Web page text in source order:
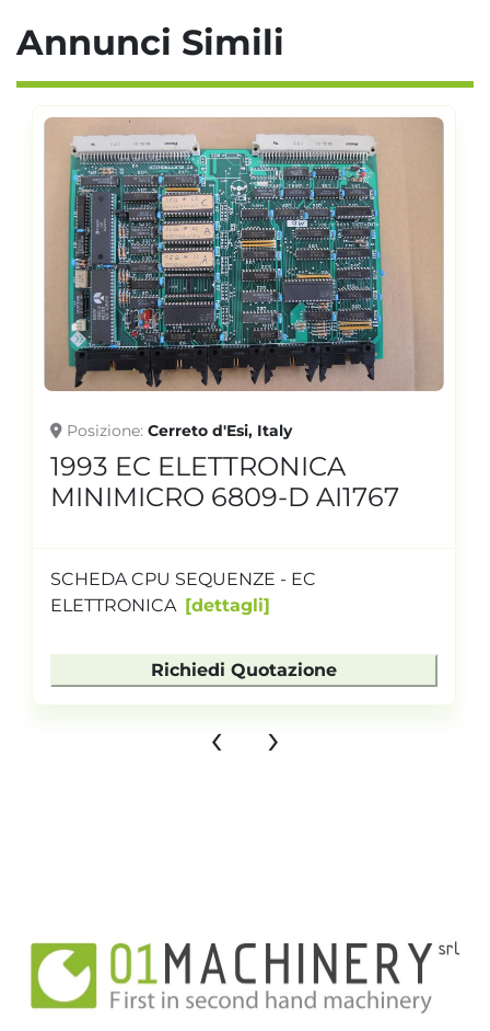
Annunci Simili
Posizione Cerreto d'Esi, Italy
1993 EC ELETTRONICA
MINIMICRO 6809-D AI1767
SCHEDA CPU SEQUENZE - EC
ELETTRONICA
dettagli
Richiedi Quotazione
‹ ›